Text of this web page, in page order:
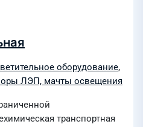
оборудование,
ЛЭП, мачты освещения
транспортная